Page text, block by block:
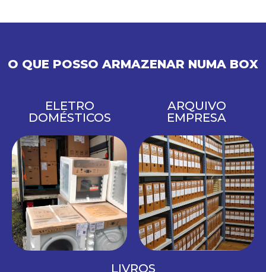
O QUE POSSO ARMAZENAR NUMA BOX
LIVROS
ARQUIVO
EMPRESA
ELETRO
DOMÉSTICOS